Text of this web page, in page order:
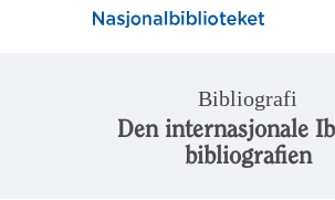
Bibliografi
Den internasjonale
bibliografien